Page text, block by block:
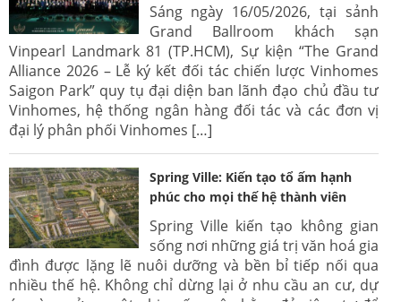
Sáng ngày 16/05/2026, tại sảnh
Grand Ballroom khách sạn
Vinpearl Landmark 81 (TP.HCM), Sự kiện “The Grand
Alliance 2026 – Lễ ký kết đối tác chiến lược Vinhomes
Saigon Park” quy tụ đại diện ban lãnh đạo chủ đầu tư
Vinhomes, hệ thống ngân hàng đối tác và các đơn vị
đại lý phân phối Vinhomes […]
Spring Ville: Kiến tạo tổ ấm hạnh
phúc cho mọi thế hệ thành viên
Spring Ville kiến tạo không gian
sống nơi những giá trị văn hoá gia
đình được lặng lẽ nuôi dưỡng và bền bỉ tiếp nối qua
nhiều thế hệ. Không chỉ dừng lại ở nhu cầu an cư, dự